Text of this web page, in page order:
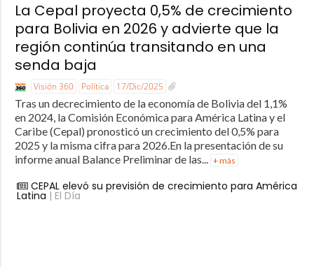
La Cepal proyecta 0,5% de crecimiento
para Bolivia en 2026 y advierte que la
región continúa transitando en una
senda baja
Visión 360 Política 17/Dic/2025
Tras un decrecimiento de la economía de Bolivia del 1,1%
en 2024, la Comisión Económica para América Latina y el
Caribe (Cepal) pronosticó un crecimiento del 0,5% para
2025 y la misma cifra para 2026.En la presentación de su
informe anual Balance Preliminar de las... + más
CEPAL elevó su previsión de crecimiento para América
Latina | El Día